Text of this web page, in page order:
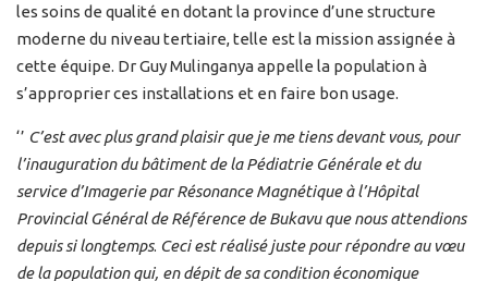
les soins de qualité en dotant la province d’une structure
moderne du niveau tertiaire, telle est la mission assignée à
cette équipe. Dr Guy Mulinganya appelle la population à
s’approprier ces installations et en faire bon usage.
‘’ C’est avec plus grand plaisir que je me tiens devant vous, pour
l’inauguration du bâtiment de la Pédiatrie Générale et du
service d’Imagerie par Résonance Magnétique à l’Hôpital
Provincial Général de Référence de Bukavu que nous attendions
depuis si longtemps. Ceci est réalisé juste pour répondre au vœu
de la population qui, en dépit de sa condition économique